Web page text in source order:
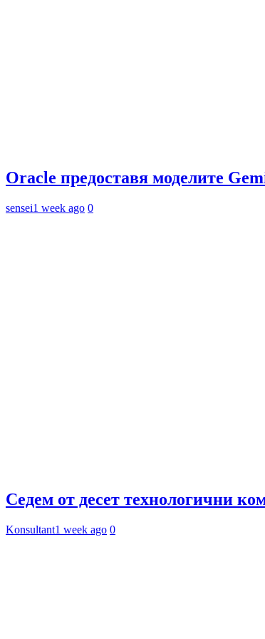
Oracle предоставя моделите
sensei1 week ago 0
Седем от десет технологични
Konsultant1 week ago 0